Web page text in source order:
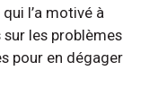
l’a motivé à
les problèmes
pour en dégager